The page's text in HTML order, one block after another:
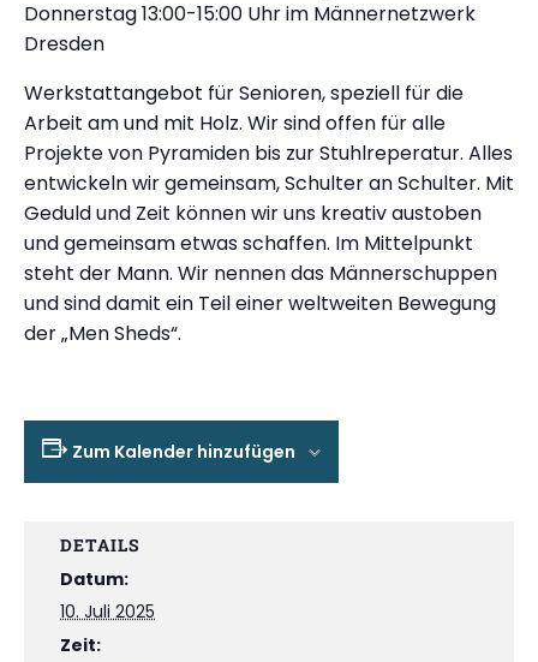
Donnerstag 13:00-15:00 Uhr im Männernetzwerk
Dresden
Werkstattangebot für Senioren, speziell für die
Arbeit am und mit Holz. Wir sind offen für alle
Projekte von Pyramiden bis zur Stuhlreperatur. Alles
entwickeln wir gemeinsam, Schulter an Schulter. Mit
Geduld und Zeit können wir uns kreativ austoben
und gemeinsam etwas schaffen. Im Mittelpunkt
steht der Mann. Wir nennen das Männerschuppen
und sind damit ein Teil einer weltweiten Bewegung
der „Men Sheds“.
Zum Kalender hinzufügen
DETAILS
Datum:
10. Juli 2025
Zeit: